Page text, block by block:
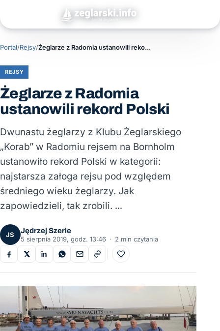
Portal/Rejsy/ Żeglarze z Radomia ustanowili rekord Polski
REJSY
Żeglarze z Radomia
ustanowili rekord Polski
Dwunastu żeglarzy z Klubu Żeglarskiego
„Korab” w Radomiu rejsem na Bornholm
ustanowiło rekord Polski w kategorii:
najstarsza załoga rejsu pod względem
średniego wieku żeglarzy. Jak
zapowiedzieli, tak zrobili. …
JS
Jędrzej Szerle
5 sierpnia 2019, godz. 13:46 · 2 min czytania
Do ulubionych